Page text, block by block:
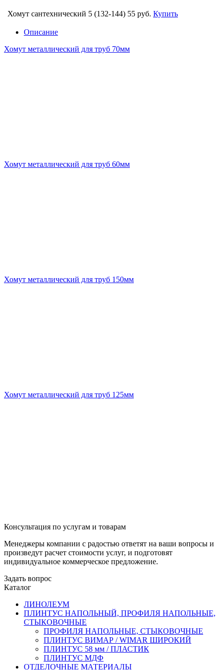
Хомут сантехнический 5 (132-144) 55 руб. Купить
Описание
Хомут металлический для труб 70мм
Хомут металлический для труб 60мм
Хомут металлический для труб 150мм
Хомут металлический для труб 125мм
Консультация по услугам и товарам
Менеджеры компании с радостью ответят на ваши вопросы и
произведут расчет стоимости услуг, и подготовят
индивидуальное коммерческое предложение.
Задать вопрос
Каталог
ЛИНОЛЕУМ
ПЛИНТУС НАПОЛЬНЫЙ, ПРОФИЛЯ НАПОЛЬНЫЕ,
СТЫКОВОЧНЫЕ
ПРОФИЛЯ НАПОЛЬНЫЕ, СТЫКОВОЧНЫЕ
ПЛИНТУС ВИМАР / WIMAR ШИРОКИЙ
ПЛИНТУС 58 мм / ПЛАСТИК
ПЛИНТУС МДФ
ОТДЕЛОЧНЫЕ МАТЕРИАЛЫ